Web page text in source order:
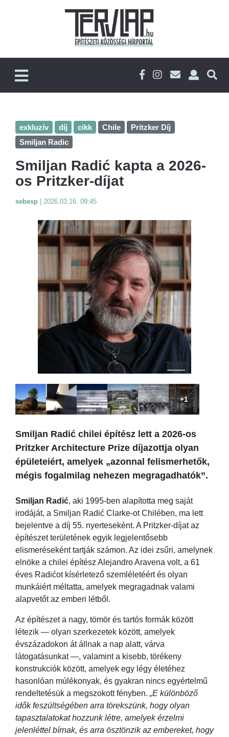
exkluzív díj cikk Chile
Pritzker Díj
Smiljan Radic
Smiljan Radić kapta a 2026-
os Pritzker-díjat
sebesp 2026.03.16. 09:45
+1
Smiljan Radić chilei építész lett a 2026-os
Pritzker Architecture Prize díjazottja olyan
épületeiért, amelyek „azonnal felismerhetők,
mégis fogalmilag nehezen megragadhatók”.
Smiljan Radić, aki 1995-ben alapította meg saját
irodáját, a Smiljan Radić Clarke-ot Chilében, ma lett
bejelentve a díj 55. nyerteseként. A Pritzker-díjat az
építészet területének egyik legjelentősebb
elismeréseként tartják számon. Az idei zsűri, amelynek
elnöke a chilei építész Alejandro Aravena volt, a 61
éves Radićot kísérletező szemléletéért és olyan
munkáiért méltatta, amelyek megragadnak valami
alapvetőt az emberi létből.
Az építészet a nagy, tömör és tartós formák között
létezik — olyan szerkezetek között, amelyek
évszázadokon át állnak a nap alatt, várva
látogatásunkat —, valamint a kisebb, törékeny
konstrukciók között, amelyek egy légy életéhez
hasonlóan múlékonyak, és gyakran nincs egyértelmű
rendeltetésük a megszokott fényben. „E különböző
idők feszültségében arra törekszünk, hogy olyan
tapasztalatokat hozzunk létre, amelyek érzelmi
jelenléttel bírnak, és arra ösztönzik az embereket, hogy